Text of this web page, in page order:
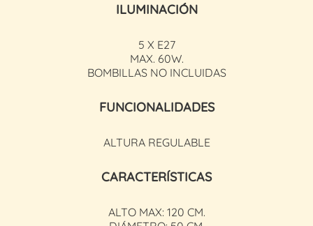
ILUMINACIÓN
5 X E27
MAX. 60W.
BOMBILLAS NO INCLUIDAS
FUNCIONALIDADES
ALTURA REGULABLE
CARACTERÍSTICAS
ALTO MAX: 120 CM.